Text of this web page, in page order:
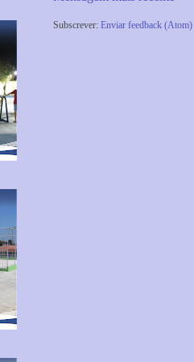
Subscrever: Enviar feedback (Atom)